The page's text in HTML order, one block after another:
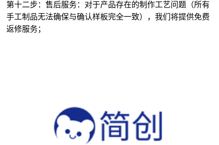
第十二步：售后服务：对于产品存在的制作工艺问题（所有
手工制品无法确保与确认样板完全一致），我们将提供免费
返修服务；